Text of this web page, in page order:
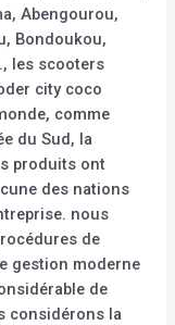
Abengourou,
Bondoukou,
les scooters
city coco
comme
du Sud, la
produits ont
des nations
nous
de
gestion moderne
de
considérons la